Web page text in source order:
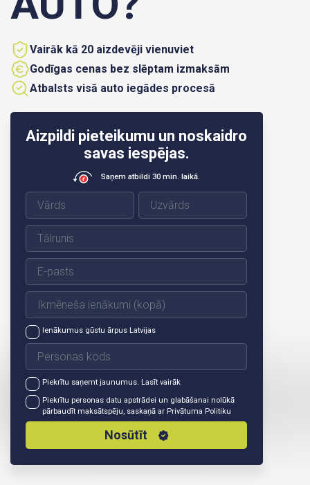
Aizpildi pieteikumu un noskaidro
savas iespējas.
Saņem atbildi 30 min. laikā.
Ienākumus gūstu ārpus Latvijas
Piekrītu saņemt jaunumus. Lasīt vairāk
Piekrītu personas datu apstrādei un glabāšanai nolūkā
pārbaudīt maksātspēju, saskaņā ar Privātuma Politiku
Nosūtīt
Vairāk kā 20 aizdevēji vienuviet
Godīgas cenas bez slēptam izmaksām
Atbalsts visā auto iegādes procesā